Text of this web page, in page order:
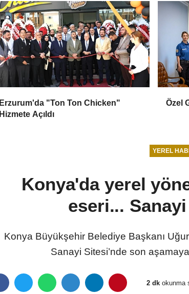
Erzurum'da "Ton Ton Chicken"
Hizmete Açıldı
Özel
YEREL
Konya'da yerel
eseri...
Konya Büyükşehir Belediye Başkanı
Sanayi Sitesi’nde son
2 dk okunma